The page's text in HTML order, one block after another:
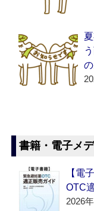
書籍・電子メ
【電
OTC
2026